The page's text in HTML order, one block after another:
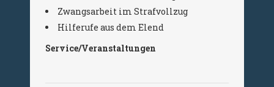
Zwangsarbeit im Strafvollzug
Hilferufe aus dem Elend
Service/Veranstaltungen